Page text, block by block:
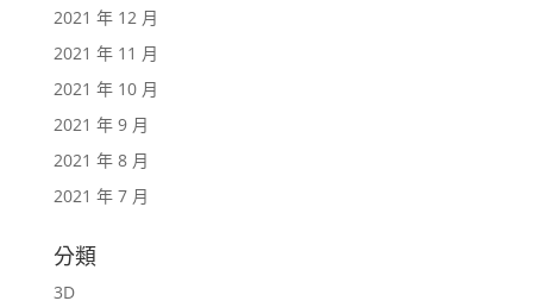
2021 年 12 月
2021 年 11 月
2021 年 10 月
2021 年 9 月
2021 年 8 月
2021 年 7 月
分類
3D